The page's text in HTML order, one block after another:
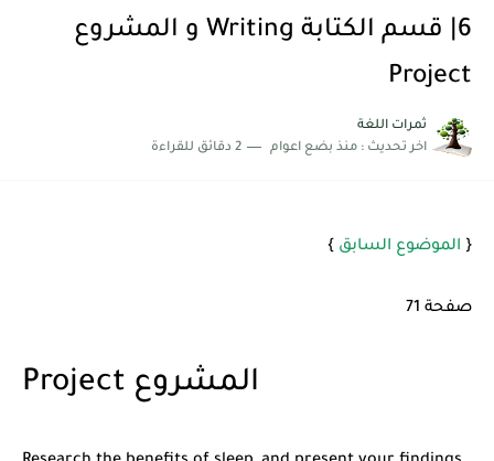
6| قسم الكتابة Writing و المشروع
Project
ثمرات اللغة
اخر تحديث : منذ بضع اعوام 2 دقائق للقراءة
{ الموضوع السابق }
صفحة 71
Project المشروع